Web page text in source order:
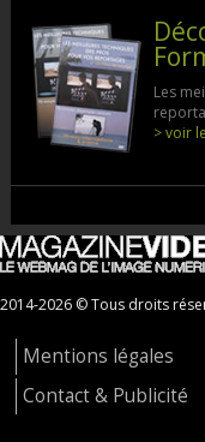
Les
> voir
2014-2026 © Tous droits
Mentions légales
Contact & Publicité